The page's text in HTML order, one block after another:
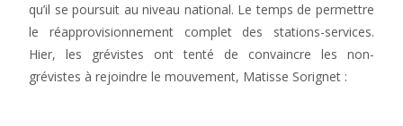
qu’il se poursuit au niveau national. Le temps de permettre
le réapprovisionnement complet des stations-services.
Hier, les grévistes ont tenté de convaincre les non-
grévistes à rejoindre le mouvement, Matisse Sorignet :